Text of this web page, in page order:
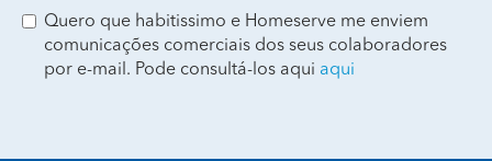
Quero que habitissimo e Homeserve me enviem
comunicações comerciais dos seus colaboradores
por e-mail. Pode consultá-los aqui aqui